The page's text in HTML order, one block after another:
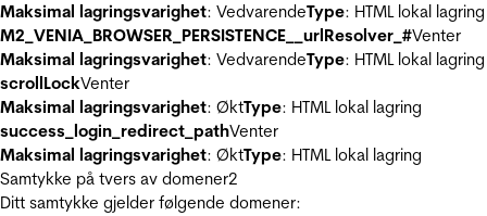
Maksimal lagringsvarighet: VedvarendeType: HTML lokal lagring
M2_VENIA_BROWSER_PERSISTENCE__urlResolver_#Venter
Maksimal lagringsvarighet: VedvarendeType: HTML lokal lagring
scrollLockVenter
Maksimal lagringsvarighet: ØktType: HTML lokal lagring
success_login_redirect_pathVenter
Maksimal lagringsvarighet: ØktType: HTML lokal lagring
Samtykke på tvers av domener2
Ditt samtykke gjelder følgende domener: